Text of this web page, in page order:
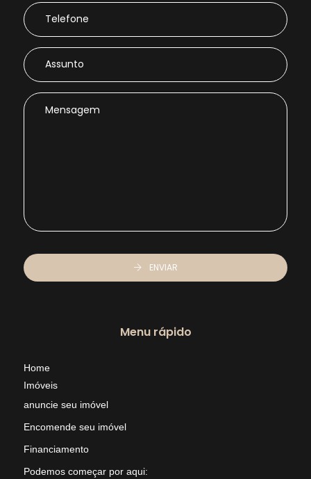
ENVIAR
Menu rápido
Home
Imóveis
anuncie seu imóvel
Encomende seu imóvel
Financiamento
Podemos começar por aqui: